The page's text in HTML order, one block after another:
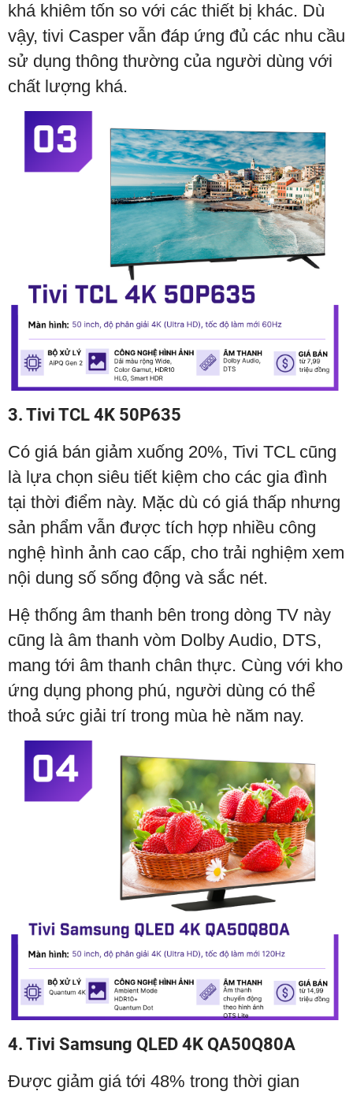
khá khiêm tốn so với các thiết bị khác. Dù
vậy, tivi Casper vẫn đáp ứng đủ các nhu cầu
sử dụng thông thường của người dùng với
chất lượng khá.
3. Tivi TCL 4K 50P635
Có giá bán giảm xuống 20%, Tivi TCL cũng
là lựa chọn siêu tiết kiệm cho các gia đình
tại thời điểm này. Mặc dù có giá thấp nhưng
sản phẩm vẫn được tích hợp nhiều công
nghệ hình ảnh cao cấp, cho trải nghiệm xem
nội dung số sống động và sắc nét.
Hệ thống âm thanh bên trong dòng TV này
cũng là âm thanh vòm Dolby Audio, DTS,
mang tới âm thanh chân thực. Cùng với kho
ứng dụng phong phú, người dùng có thể
thoả sức giải trí trong mùa hè năm nay.
4. Tivi Samsung QLED 4K QA50Q80A
Được giảm giá tới 48% trong thời gian